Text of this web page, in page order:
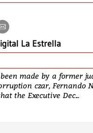
La Estrella
made by a former
czar, Fernando
the Executive Dec...